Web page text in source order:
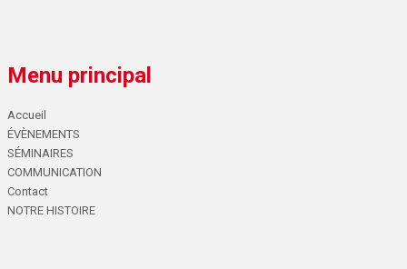
Menu principal
Accueil
ÉVÈNEMENTS
SÉMINAIRES
COMMUNICATION
Contact
NOTRE HISTOIRE